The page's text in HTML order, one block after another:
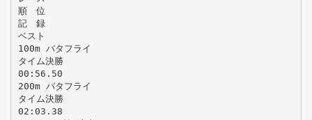
順 位
記 録
ベスト
100m バタフライ
タイム決勝
00:56.50
200m バタフライ
タイム決勝
02:03.38